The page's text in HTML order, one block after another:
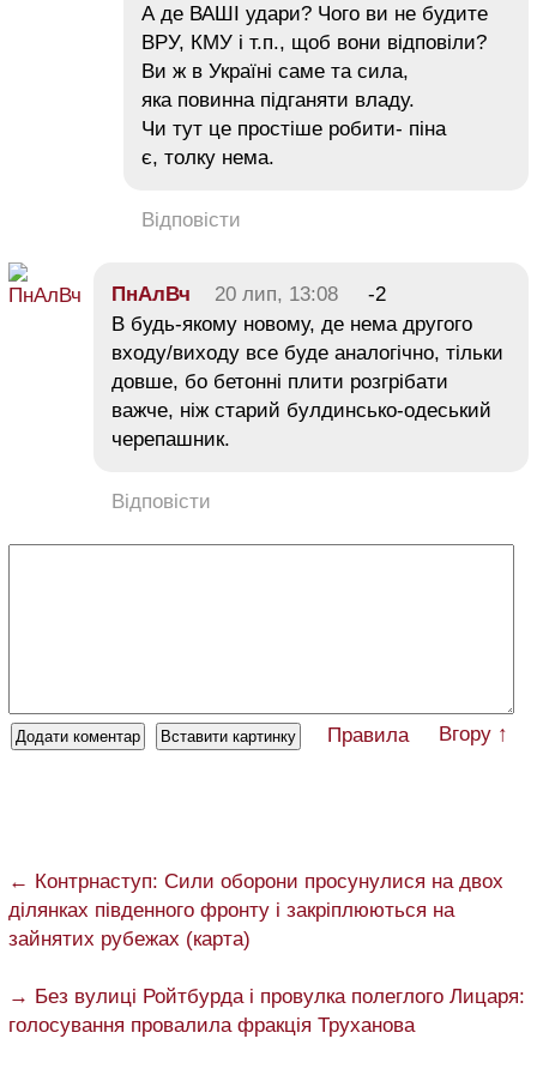
А де ВАШІ удари? Чого ви не будите
ВРУ, КМУ і т.п., щоб вони відповіли?
Ви ж в Україні саме та сила,
яка повинна підганяти владу.
Чи тут це простіше робити- піна
є, толку нема.
Відповісти
ПнАлВч 20 лип, 13:08
-2
В будь-якому новому, де нема другого
входу/виходу все буде аналогічно, тільки
довше, бо бетонні плити розгрібати
важче, ніж старий булдинсько-одеський
черепашник.
Відповісти
Правила Вгору ↑
← Контрнаступ: Сили оборони просунулися на двох
ділянках південного фронту і закріплюються на
зайнятих рубежах (карта)
→ Без вулиці Ройтбурда і провулка полеглого Лицаря:
голосування провалила фракція Труханова